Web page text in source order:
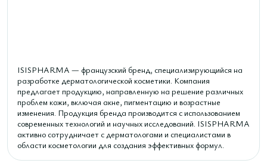
ISISPHARMA — французский бренд, специализирующийся на
разработке дерматологической косметики. Компания
предлагает продукцию, направленную на решение различных
проблем кожи, включая акне, пигментацию и возрастные
изменения. Продукция бренда производится с использованием
современных технологий и научных исследований. ISISPHARMA
активно сотрудничает с дерматологами и специалистами в
области косметологии для создания эффективных формул.